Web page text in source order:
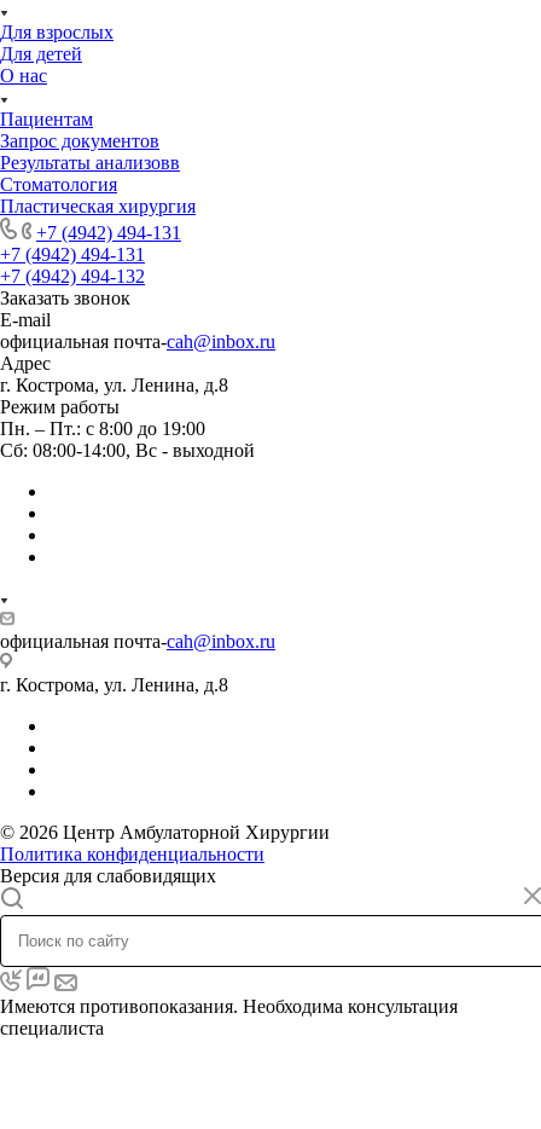
Для взрослых
Для детей
О нас
Пациентам
Запрос документов
Результаты анализовв
Стоматология
Пластическая хирургия
+7 (4942) 494-131
+7 (4942) 494-131
+7 (4942) 494-132
Заказать звонок
E-mail
официальная почта-cah@inbox.ru
Адрес
г. Кострома, ул. Ленина, д.8
Режим работы
Пн. – Пт.: с 8:00 до 19:00
Сб: 08:00-14:00, Вс - выходной
официальная почта-cah@inbox.ru
г. Кострома, ул. Ленина, д.8
© 2026 Центр Амбулаторной Хирургии
Политика конфиденциальности
Версия для слабовидящих
Имеются противопоказания. Необходима консультация
специалиста